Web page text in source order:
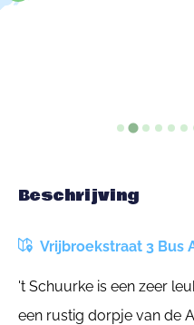
Beschrijving
Vrijbroekstraat 3 Bus
't Schuurke is een zeer
een rustig dorpje van de